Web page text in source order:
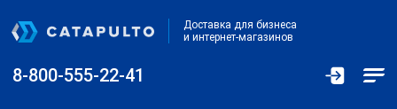
Доставка для бизнеса
и интернет-магазинов
8-800-555-22-41